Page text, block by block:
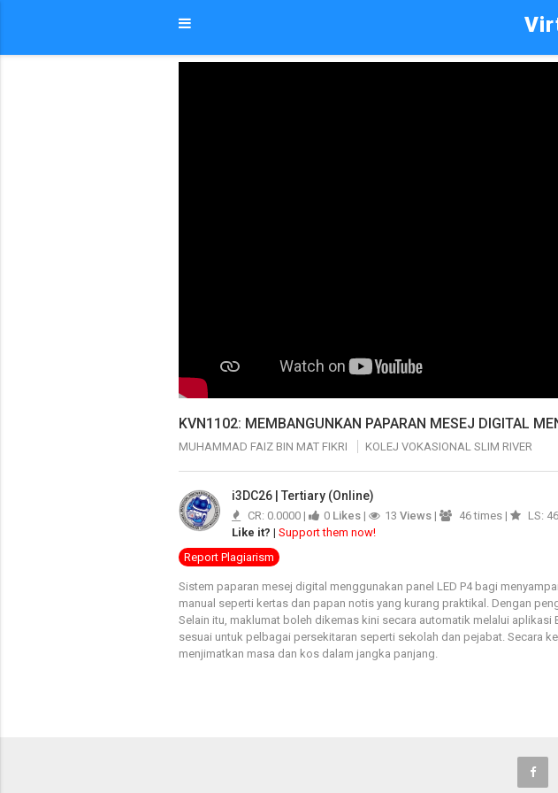
KVN1102: MEMBANGUNKAN PAPARAN MESEJ DIGITAL
MUHAMMAD FAIZ BIN MAT FIKRI KOLEJ VOKASIONAL SLIM RIVER
i3DC26 | Tertiary (Online)
CR: 0.0000 | 0Likes| 13 Views| 46 times |
LS:
Like it? | Support them now!
Report Plagiarism
Sistem paparan mesej digital menggunakan panel LED P4 bagi
manual seperti kertas dan papan notis yang kurang praktikal. Dengan
Selain itu, maklumat boleh dikemas kini secara automatik melalui aplikasi
sesuai untuk pelbagai persekitaran seperti sekolah dan pejabat. Secara
menjimatkan masa dan kos dalam jangka panjang.